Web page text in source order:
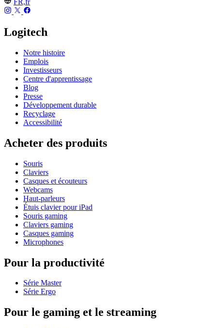
FR,fr
Logitech
Notre histoire
Emplois
Investisseurs
Centre d'apprentissage
Blog
Presse
Développement durable
Recyclage
Accessibilité
Acheter des produits
Souris
Claviers
Casques et écouteurs
Webcams
Haut-parleurs
Étuis clavier pour iPad
Souris gaming
Claviers gaming
Casques gaming
Microphones
Pour la productivité
Série Master
Série Ergo
Pour le gaming et le streaming